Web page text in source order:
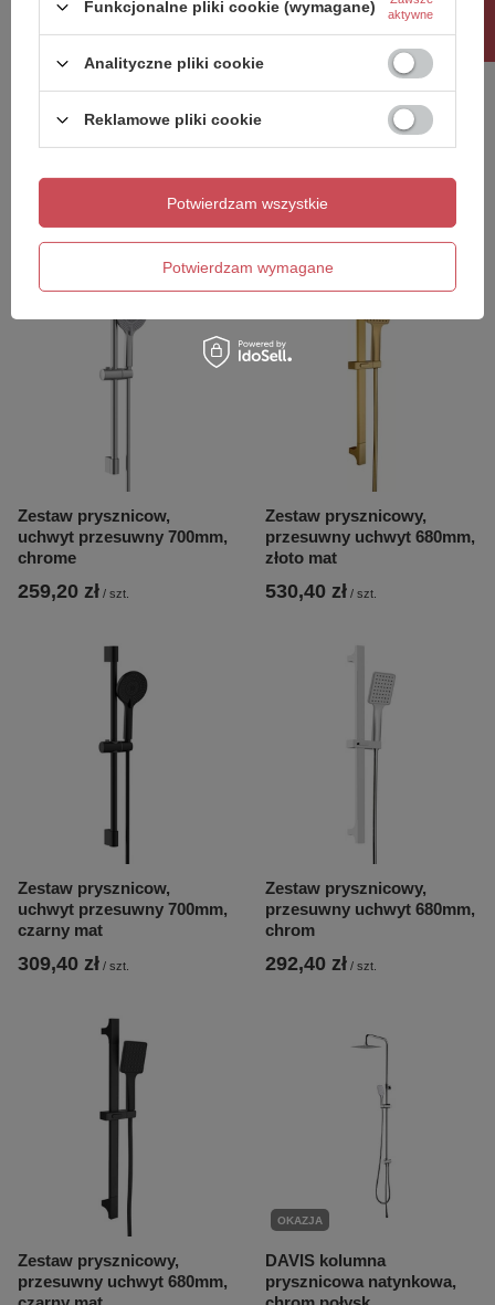
NAJA zestaw prysznicowy
104,65 zł
Zestaw prysznicow,
492,10 zł
Zestaw prysznicow,
uchwyt przesuwny 700mm,
chrome
259,20 zł / szt.
Zestaw prysznicowy,
przesuwny uchwyt 680mm,
złoto mat
530,40 zł / szt.
Zestaw prysznicow,
uchwyt przesuwny 700mm,
czarny mat
309,40 zł / szt.
Zestaw prysznicowy,
przesuwny uchwyt 680mm,
chrom
292,40 zł / szt.
Zestaw prysznicowy,
przesuwny uchwyt 680mm,
OKAZJA
DAVIS kolumna
prysznicowa natynkowa,
Funkcjonalne pliki cookie (wymagane)
aktywne
Analityczne pliki cookie
Reklamowe pliki cookie
Potwierdzam wymagane
Potwierdzam wszystkie